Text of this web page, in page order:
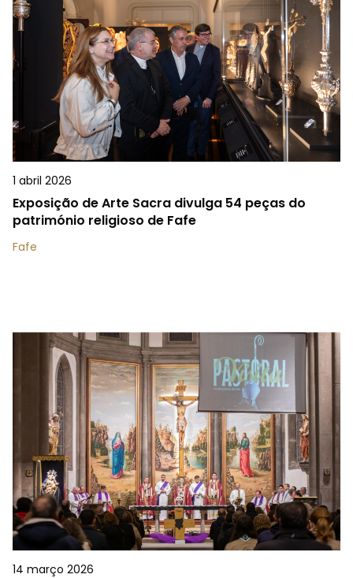
1 abril 2026
Exposição de Arte Sacra divulga 54 peças do
património religioso de Fafe
Fafe
14 março 2026